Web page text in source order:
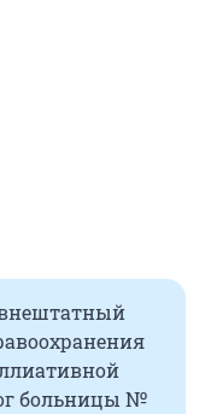
больницы №